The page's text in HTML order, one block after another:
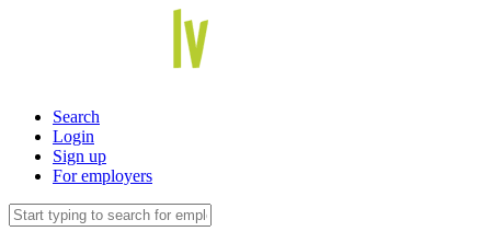
Search
Login
Sign up
For employers